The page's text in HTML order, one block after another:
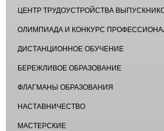
ЦЕНТР ТРУДОУСТРОЙСТВА
ОЛИМПИАДА И КОНКУРС
ДИСТАНЦИОННОЕ ОБУЧЕНИЕ
БЕРЕЖЛИВОЕ ОБРАЗОВАНИЕ
ФЛАГМАНЫ ОБРАЗОВАНИЯ
НАСТАВНИЧЕСТВО
МАСТЕРСКИЕ